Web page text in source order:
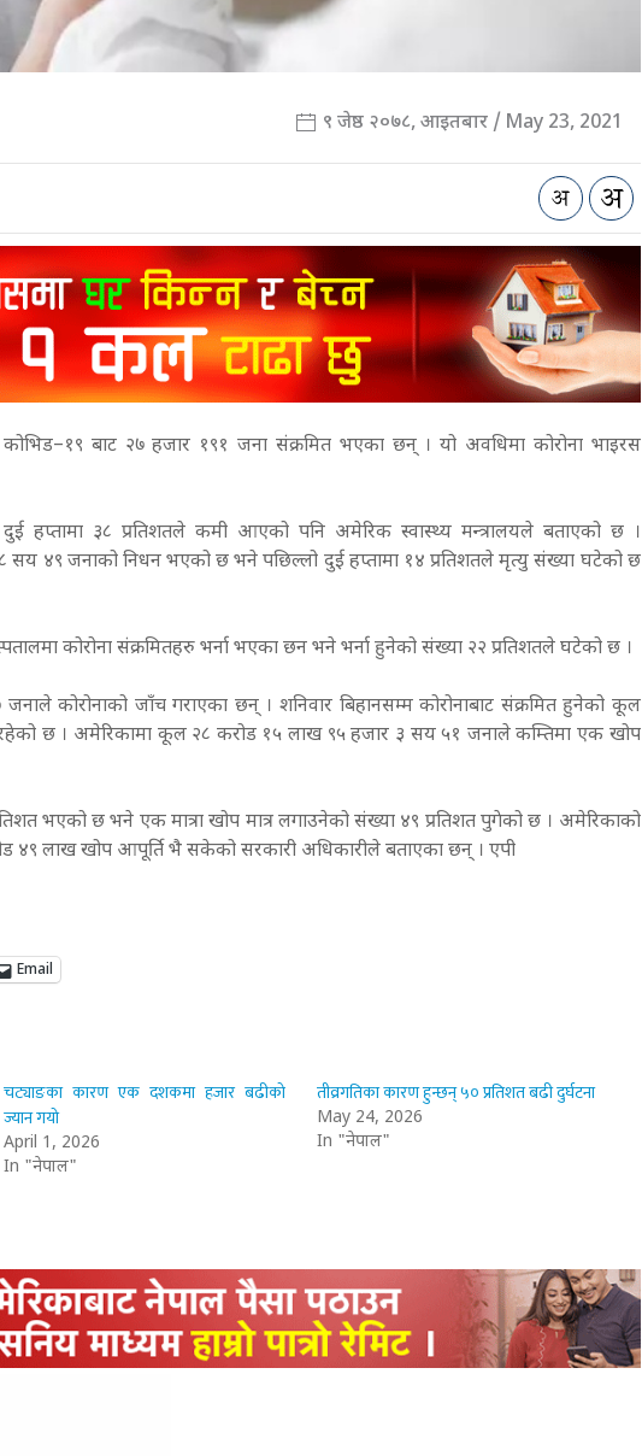
९ जेष्ठ २०७८, आइतबार / May 23, 2021
कोभिड–१९ बाट २७ हजार १९१ जना संक्रमित भएका छन् । यो अवधिमा कोरोना भाइरस
हप्तामा ३८ प्रतिशतले कमी आएको पनि अमेरिक स्वास्थ्य मन्त्रालयले बताएको छ ।
४९ जनाको निधन भएको छ भने पछिल्लो दुई हप्तामा १४ प्रतिशतले मृत्यु संख्या घटेको छ
कोरोना संक्रमितहरु भर्ना भएका छन भने भर्ना हुनेको संख्या २२ प्रतिशतले घटेको छ ।
कोरोनाको जाँच गराएका छन् । शनिवार बिहानसम्म कोरोनाबाट संक्रमित हुनेको कूल
छ । अमेरिकामा कूल २८ करोड १५ लाख ९५ हजार ३ सय ५१ जनाले कम्तिमा एक खोप
भएको छ भने एक मात्रा खोप मात्र लगाउनेको संख्या ४९ प्रतिशत पुगेको छ । अमेरिकाको
लाख खोप आपूर्ति भै सकेको सरकारी अधिकारीले बताएका छन् । एपी
Email
चट्याङका कारण एक दशकमा हजार बढीको
ज्यान गयो
April 1, 2026
In "नेपाल"
तीव्रगतिका कारण हुन्छन् ५० प्रतिशत बढी दुर्घटना
May 24, 2026
In "नेपाल"